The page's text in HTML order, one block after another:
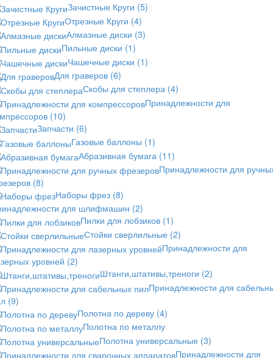
Зачистные Круги (5)
Отрезные Круги (4)
Алмазные диски (3)
Пильные диски (1)
Чашечные диски (1)
Для граверов (6)
Скобы для степлера (4)
Принадлежности для
(10)
Запчасти (6)
Газовые баллоны (1)
Абразивная бумага (11)
Принадлежности для
(8)
Наборы фрез (8)
для шлифмашин (2)
Пилки для лобзиков (1)
Стойки сверлильные (2)
Принадлежности для
уровней (2)
Штанги,штативы,треноги (2)
Принадлежности для
(9)
Полотна по дереву (4)
Полотна по металлу
Полотна универсальные (3)
Принадлежности для